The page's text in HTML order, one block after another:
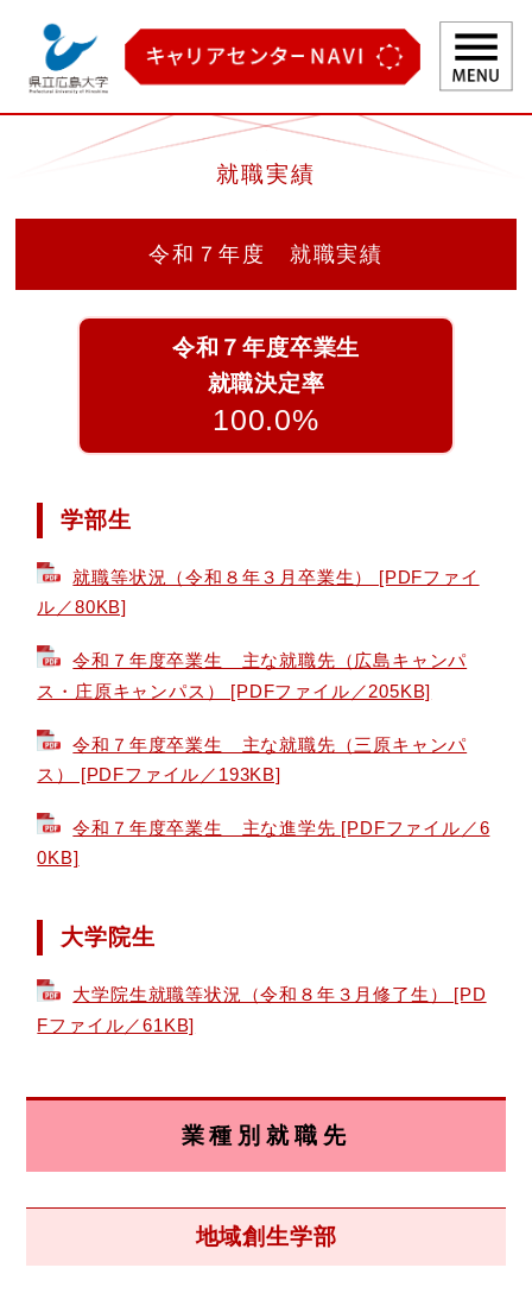
キャリアセンターNAVI HOME
キャリアセンターについて
企業採用担当者様
受験生・保護者の方
● 県立広島大学ホームページ
就職実績
令和７年度 就職実績
令和７年度卒業生
就職決定率
100.0%
学部生
就職等状況（令和８年３月卒業生） [PDFファイ
ル／80KB]
令和７年度卒業生 主な就職先（広島キャンパ
ス・庄原キャンパス） [PDFファイル／205KB]
令和７年度卒業生 主な就職先（三原キャンパ
ス） [PDFファイル／193KB]
令和７年度卒業生 主な進学先 [PDFファイル／6
0KB]
大学院生
大学院生就職等状況（令和８年３月修了生） [PD
Fファイル／61KB]
業種別就職先
地域創生学部